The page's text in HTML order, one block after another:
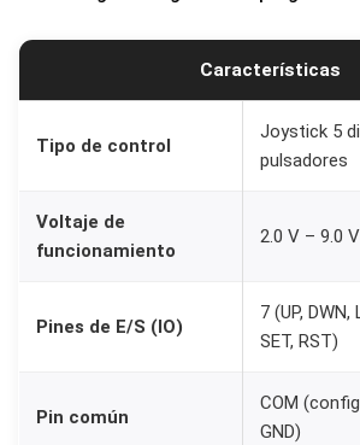
Características
Tipo de control
Joystick 5
pulsadores
Voltaje de
funcionamiento
2.0 V – 9.0 V
Pines de E/S (IO)
7 (UP, DWN,
SET, RST)
Pin común
COM
GND)